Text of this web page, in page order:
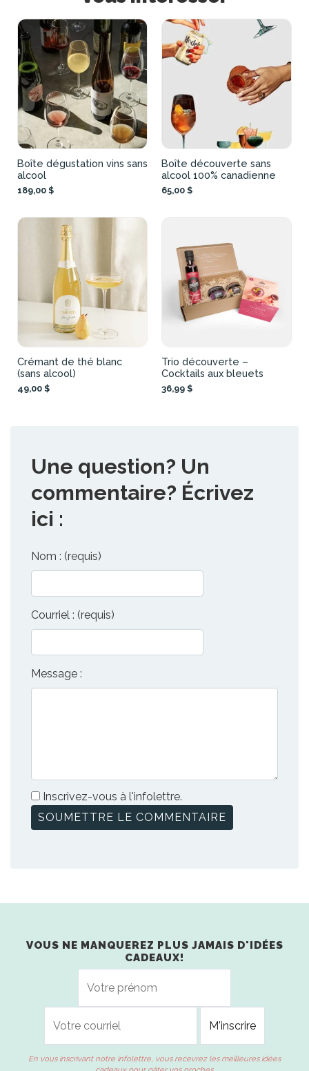
Boîte dégustation vins sans
alcool
189,00 $
Boîte découverte sans
alcool 100% canadienne
65,00 $
Crémant de thé blanc
(sans alcool)
49,00 $
Trio découverte –
Cocktails aux bleuets
36,99 $
Une question? Un
commentaire? Écrivez
ici :
Nom : (requis)
Courriel : (requis)
Message :
Inscrivez-vous à l'infolettre.
VOUS NE MANQUEREZ PLUS JAMAIS D'IDÉES
CADEAUX!
En vous inscrivant notre infolettre, vous recevrez les meilleures idées